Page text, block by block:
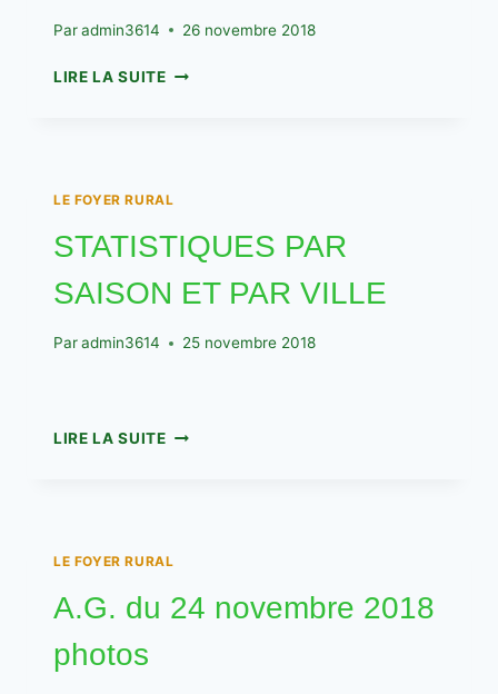
Paradmin3614 26 novembre 2018
LIRE LA SUITEPYRAMIDE
LE FOYER RURAL
STATISTIQUES PAR
SAISON ET PAR VILLE
Paradmin3614 25 novembre 2018
LIRE LA SUITESTATISTIQUES
LE FOYER RURAL
A.G. du 24 novembre 2018
photos